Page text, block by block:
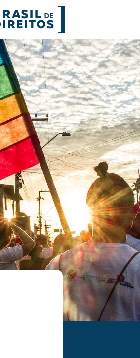
e articulação
pessoas e trabalho escravo
FORMATOS
Entrevista
Glossário
História
Notícias
Opinião
Para
Podcast